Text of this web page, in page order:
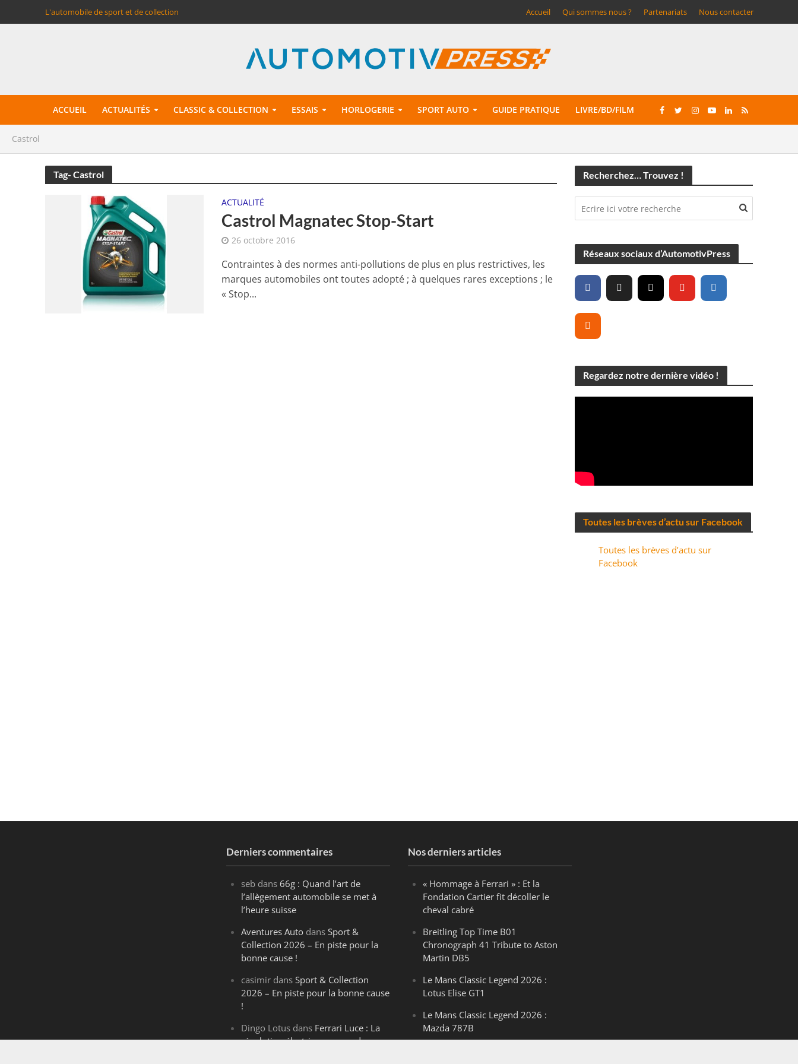
L'automobile de sport et de collection Accueil Qui sommes nous ? Partenariats Nous contacter
ACCUEIL ACTUALITÉS CLASSIC & COLLECTION ESSAIS HORLOGERIE SPORT AUTO GUIDE PRATIQUE LIVRE/BD/FILM
Castrol
Tag- Castrol
ACTUALITÉ
Castrol Magnatec Stop-Start
26 octobre 2016
Contraintes à des normes anti-pollutions de plus en plus restrictives, les
marques automobiles ont toutes adopté ; à quelques rares exceptions ; le
« Stop...
Recherchez… Trouvez !
Réseaux sociaux d’AutomotivPress
Regardez notre dernière vidéo !
Toutes les brèves d’actu sur Facebook
Toutes les brèves d’actu sur
Facebook
Derniers commentaires
seb dans66g : Quand l’art de
l’allègement automobile se met à
l’heure suisse
Aventures Auto dansSport &
Collection 2026 – En piste pour la
bonne cause !
casimir dansSport & Collection
2026 – En piste pour la bonne cause
!
Dingo Lotus dans Ferrari Luce : La
révolution électrique venue de
Nos derniers articles
« Hommage à Ferrari » : Et la
Fondation Cartier fit décoller le
cheval cabré
Breitling Top Time B01
Chronograph 41 Tribute to Aston
Martin DB5
Le Mans Classic Legend 2026 :
Lotus Elise GT1
Le Mans Classic Legend 2026 :
Mazda 787B